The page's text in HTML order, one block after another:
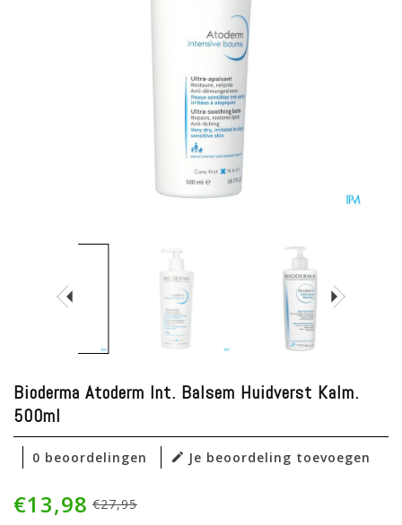
Bioderma Atoderm Int. Balsem Huidverst Kalm.
500ml
0 beoordelingen Je beoordeling toevoegen
€27,95
€13,98